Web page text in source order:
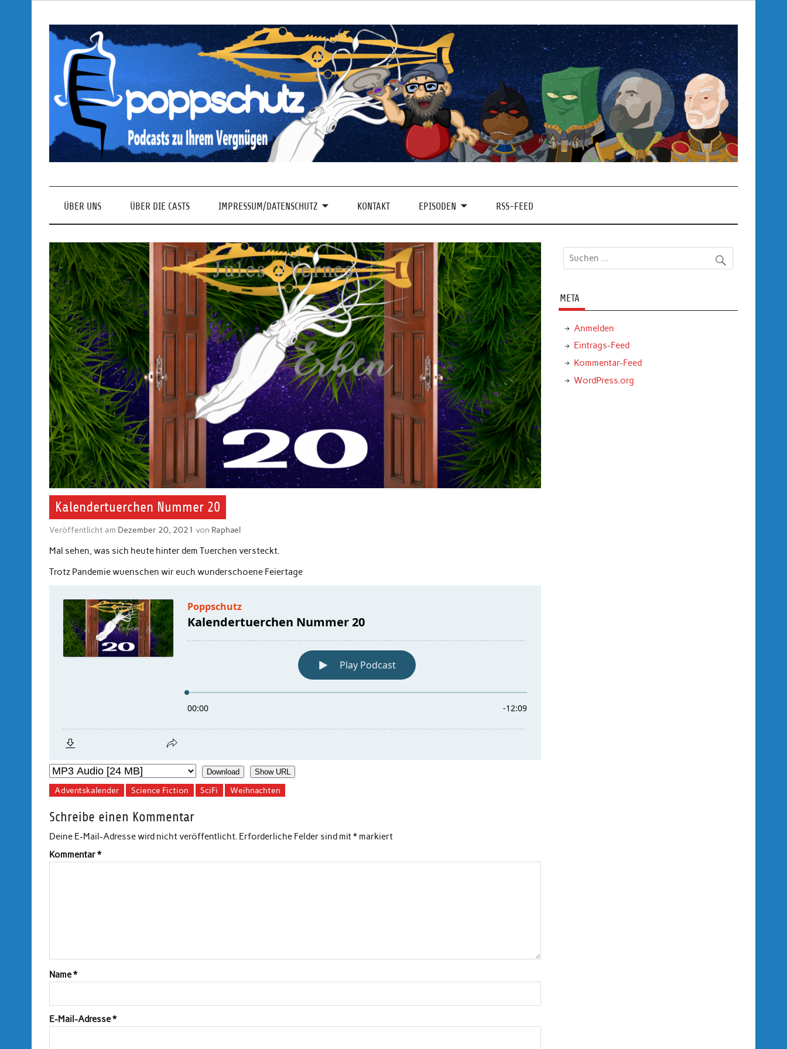
Podcasts zu Ihrem Vergnügen
ÜBER UNS ÜBER DIE CASTS IMPRESSUM/DATENSCHUTZ KONTAKT EPISODEN RSS-FEED
Kalendertuerchen Nummer 20
Veröffentlicht am Dezember 20, 2021 von Raphael
Mal sehen, was sich heute hinter dem Tuerchen versteckt.
Trotz Pandemie wuenschen wir euch wunderschoene Feiertage
Download Show URL
Adventskalender Science Fiction SciFi Weihnachten
Schreibe einen Kommentar
Deine E-Mail-Adresse wird nicht veröffentlicht. Erforderliche Felder sind mit* markiert
Kommentar*
Name*
E-Mail-Adresse*
META
Anmelden
Eintrags-Feed
Kommentar-Feed
WordPress.org